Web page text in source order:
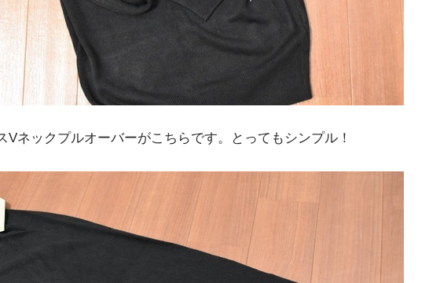
Vネックプルオーバーがこちらです。とってもシンプル！